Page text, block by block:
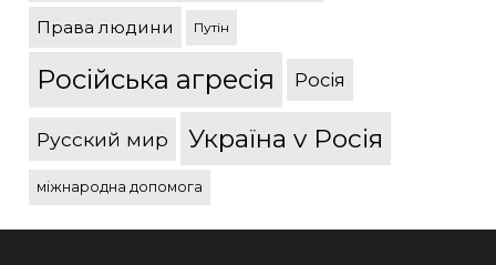
Права людини Путін
Російська агресія Росія
Русский мир Україна v Росія
міжнародна допомога